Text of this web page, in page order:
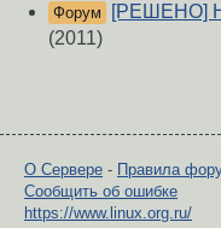
Форум
[РЕШЕНО]
(2011)
О Сервере - Правила
Сообщить об ошибке
https://www.linux.org.ru/